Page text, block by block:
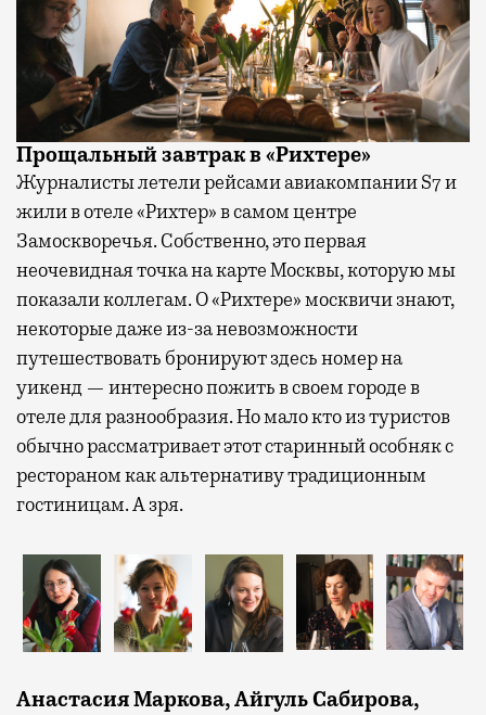
Прощальный завтрак в «Рихтере»
Журналисты летели рейсами авиакомпании S7 и
жили в отеле «Рихтер» в самом центре
Замоскворечья. Собственно, это первая
неочевидная точка на карте Москвы, которую мы
показали коллегам. О «Рихтере» москвичи знают,
некоторые даже из-за невозможности
путешествовать бронируют здесь номер на
уикенд — интересно пожить в своем городе в
отеле для разнообразия. Но мало кто из туристов
обычно рассматривает этот старинный особняк с
рестораном как альтернативу традиционным
гостиницам. А зря.
Анастасия Маркова, Айгуль Сабирова,